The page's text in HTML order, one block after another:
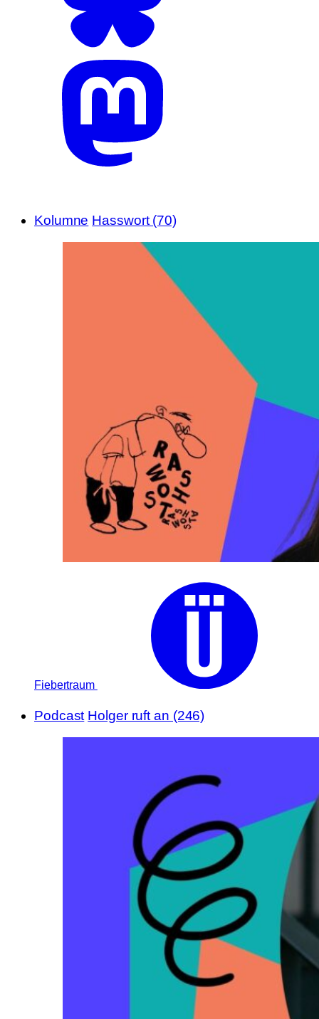
Kolumne Hasswort (70)
Fiebertraum
Podcast Holger ruft an (246)